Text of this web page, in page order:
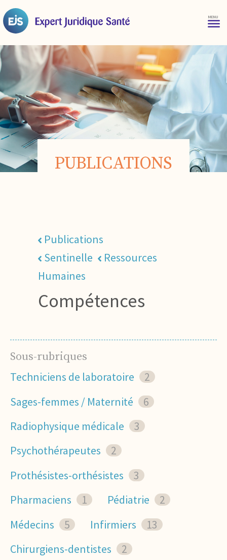
PUBLICATIONS
Publications
Sentinelle
Ressources
Humaines
Compétences
Sous-rubriques
Techniciens de laboratoire
2
Sages-femmes / Maternité
6
Radiophysique médicale
3
Psychothérapeutes
2
Prothésistes-orthésistes
3
Pharmaciens
1 Pédiatrie
2
Médecins
5 Infirmiers
13
Chirurgiens-dentistes
2